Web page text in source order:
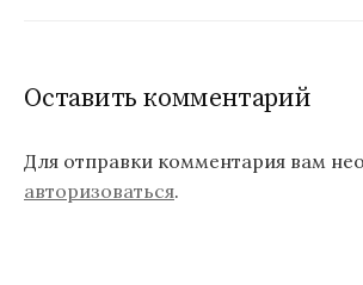
с
м
Оставить комментарий
Для отправки комментария вам
авторизоваться.